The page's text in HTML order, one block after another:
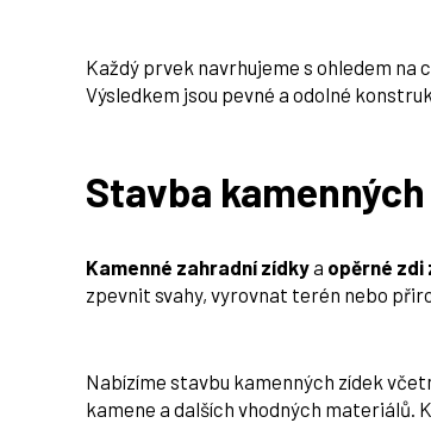
Každý prvek navrhujeme s ohledem
Výsledkem jsou pevné a odolné
Stavba
Kamenné zahradní zídkya opěrné zdi
zpevnit svahy, vyrovnat terén nebo
Nabízíme stavbu kamenných zídek
kamene a dalších vhodných materiálů.